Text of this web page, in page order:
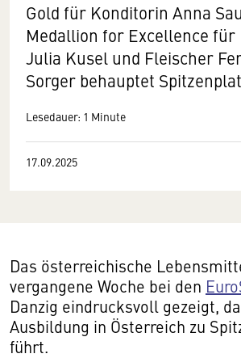
Gold für Konditorin Anna
Medallion for Excellence für
Julia Kusel und Fleischer
Sorger behauptet
Lesedauer: 1 Minute
17.09.2025
Das österreichische
vergangene Woche bei den
Danzig eindrucksvoll gezeigt,
Ausbildung in Österreich zu
führt.